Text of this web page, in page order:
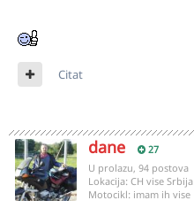
Citat
dane 27
U prolazu, 94 postova
Lokacija: CH vise Srbija
Motocikl: imam ih vise